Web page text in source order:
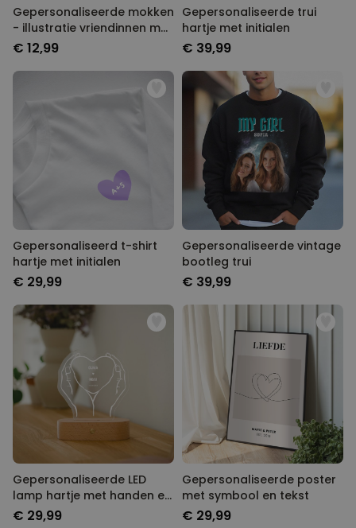
Gepersonaliseerde mokken
- illustratie vriendinnen met
tekst
€ 12,99
Gepersonaliseerde trui
hartje met initialen
€ 39,99
Gepersonaliseerd t-shirt
hartje met initialen
€ 29,99
Gepersonaliseerde vintage
bootleg trui
€ 39,99
Gepersonaliseerde LED
lamp hartje met handen en
namen
€ 29,99
Gepersonaliseerde poster
met symbool en tekst
€ 29,99